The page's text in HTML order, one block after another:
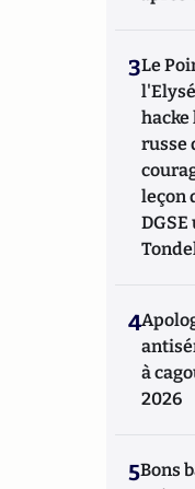
3Le
hacke
russe
leçon
4
à
2026
5Bons